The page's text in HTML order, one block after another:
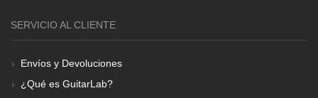
SERVICIO AL CLIENTE
Envíos y Devoluciones
¿Qué es GuitarLab?